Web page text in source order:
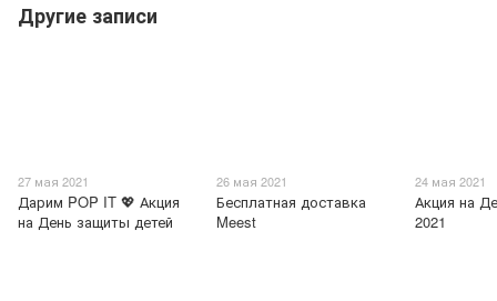
Другие записи
27 мая 2021
Дарим POP IT 💖 Акция
на День защиты детей
26 мая 2021
Бесплатная доставка
Meest
24 мая 2021
Акция на
2021